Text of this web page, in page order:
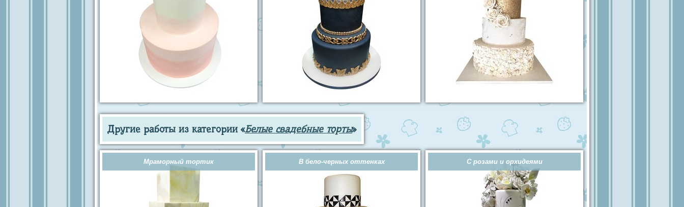
Другие работы из категории «Белые свадебные торты»
Мраморный тортик В бело-черных оттенках С розами и орхидеями